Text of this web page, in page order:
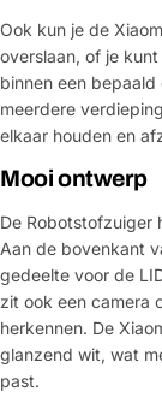
Ook kun je de
overslaan, of je
binnen een
meerdere
elkaar houden en
Mooi ontwerp
De Robotstofzuiger
Aan de bovenkant
gedeelte voor de
zit ook een camera
herkennen. De
glanzend wit, wat
past.
bericht
Velden